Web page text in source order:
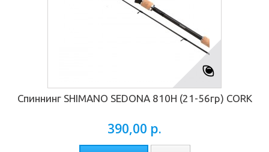
Спиннинг SHIMANO SEDONA 810H (21-56гр) CORK
390,00 р.